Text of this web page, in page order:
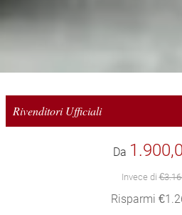
Rivenditori Ufficiali
Da
Invece di
Risparmi